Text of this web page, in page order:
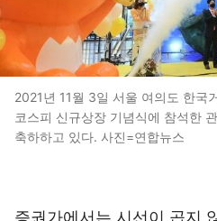
2021년 11월 3일 서울 여의도 한국
코스피 신규상장 기념식에 참석한
축하하고 있다. 사진=연합뉴스
증권가에서는 시선이 곱지